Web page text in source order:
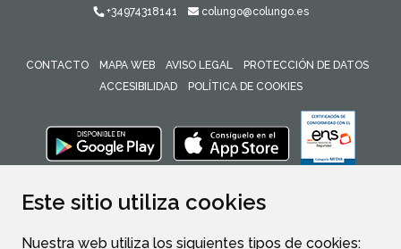
Este sitio utiliza cookies
Nuestra web utiliza los siguientes tipos de cookies:
+34974318141
colungo@colungo.es
CONTACTO MAPA WEB AVISO LEGAL
PROTECCIÓN DE DATOS
ACCESIBILIDAD
POLÍTICA DE COOKIES